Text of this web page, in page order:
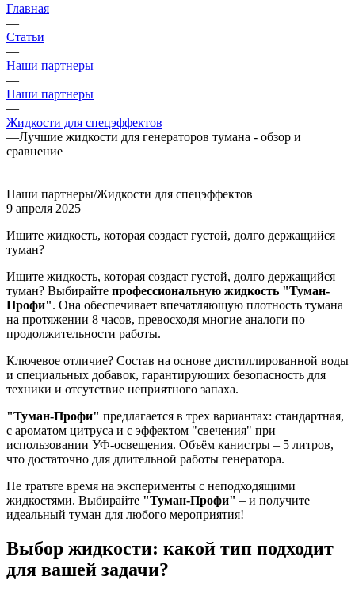
Главная
—
Статьи
—
Наши партнеры
—
Наши партнеры
—
Жидкости для спецэффектов
—Лучшие жидкости для генераторов тумана - обзор и
сравнение
Наши партнеры/Жидкости для спецэффектов
9 апреля 2025
Ищите жидкость, которая создаст густой, долго держащийся
туман?
Ищите жидкость, которая создаст густой, долго держащийся
туман? Выбирайте профессиональную жидкость "Туман-
Профи". Она обеспечивает впечатляющую плотность тумана
на протяжении 8 часов, превосходя многие аналоги по
продолжительности работы.
Ключевое отличие? Состав на основе дистиллированной воды
и специальных добавок, гарантирующих безопасность для
техники и отсутствие неприятного запаха.
"Туман-Профи" предлагается в трех вариантах: стандартная,
с ароматом цитруса и с эффектом "свечения" при
использовании УФ-освещения. Объём канистры – 5 литров,
что достаточно для длительной работы генератора.
Не тратьте время на эксперименты с неподходящими
жидкостями. Выбирайте "Туман-Профи" – и получите
идеальный туман для любого мероприятия!
Выбор жидкости: какой тип подходит
для вашей задачи?